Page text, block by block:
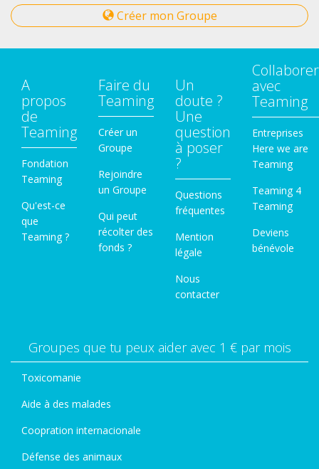
Créer mon Groupe
A
propos
de
Teaming
Fondation
Teaming
Qu'est-ce
que
Teaming ?
Faire du
Teaming
Créer un
Groupe
Rejoindre
un Groupe
Qui peut
récolter des
fonds ?
Un
doute ?
Une
question
à poser
?
Questions
fréquentes
Mention
légale
Nous
contacter
Collaborer
avec
Teaming
Entreprises
Here we are
Teaming
Teaming 4
Teaming
Deviens
bénévole
Groupes que tu peux aider avec 1 € par mois
Toxicomanie
Aide à des malades
Coopration internacionale
Défense des animaux